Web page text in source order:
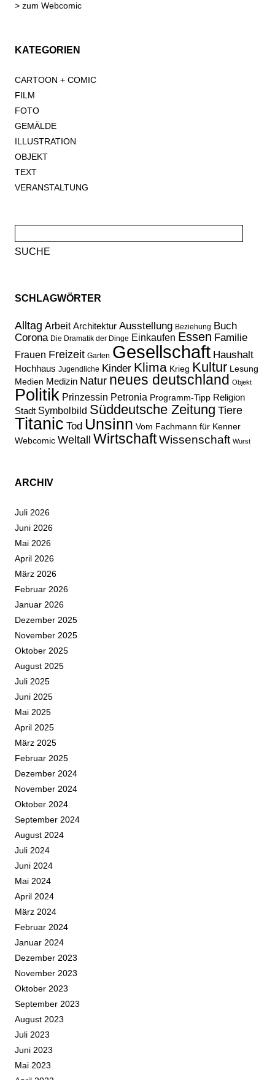
> zum Webcomic
KATEGORIEN
CARTOON + COMIC
FILM
FOTO
GEMÄLDE
ILLUSTRATION
OBJEKT
TEXT
VERANSTALTUNG
nach:
SCHLAGWÖRTER
Alltag Arbeit Architektur Ausstellung Beziehung Buch
Corona Die Dramatik der Dinge Einkaufen Essen Familie
Frauen Freizeit Garten Gesellschaft Haushalt
Hochhaus Jugendliche Kinder Klima Krieg Kultur Lesung
Medien Medizin Natur neues deutschland Objekt
Politik Prinzessin Petronia Programm-Tipp Religion
Stadt Symbolbild Süddeutsche Zeitung Tiere
Titanic Tod Unsinn Vom Fachmann für Kenner
Webcomic Weltall WirtschaftWissenschaft Wurst
ARCHIV
Juli 2026
Juni 2026
Mai 2026
April 2026
März 2026
Februar 2026
Januar 2026
Dezember 2025
November 2025
Oktober 2025
August 2025
Juli 2025
Juni 2025
Mai 2025
April 2025
März 2025
Februar 2025
Dezember 2024
November 2024
Oktober 2024
September 2024
August 2024
Juli 2024
Juni 2024
Mai 2024
April 2024
März 2024
Februar 2024
Januar 2024
Dezember 2023
November 2023
Oktober 2023
September 2023
August 2023
Juli 2023
Juni 2023
Mai 2023